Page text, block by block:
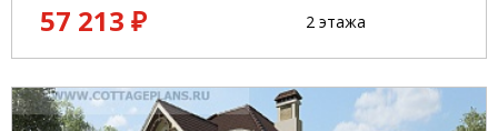
57 213 ₽
2 этажа